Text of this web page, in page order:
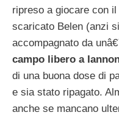
ripreso a giocare con
scaricato Belen (anzi
accompagnato da
campo libero a
di una buona dose di
e sia stato ripagato.
anche se mancano